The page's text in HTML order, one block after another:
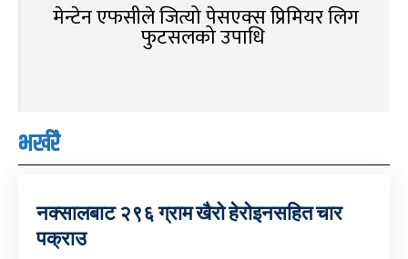
मेन्टेन एफसीले जित्यो पेसएक्स प्रिमियर लिग
फुटसलको उपाधि
भर्खरै
नक्सालबाट २९६ ग्राम खैरो हेरोइनसहित चार
पक्राउ